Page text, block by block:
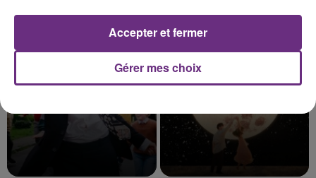
Gérer mes choix
Accepter et fermer